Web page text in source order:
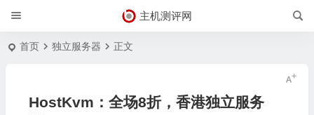
主机测评网
首页 独立服务器 正文
HostKvm：全场8折，香港独立服务